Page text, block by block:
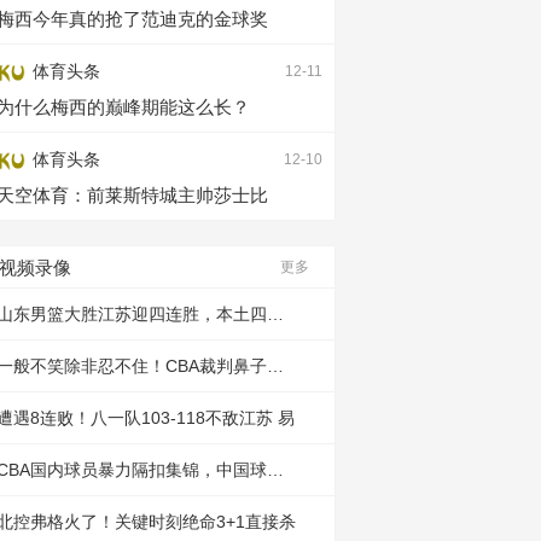
西今年真的抢了范迪克的金球奖
体育头条 12-11
什么梅西的巅峰期能这么长？
体育头条 12-10
空体育：前莱斯特城主帅莎士比
视频录像 更多
遇8连败！八一队103-118不敌江苏 易
控弗格火了！关键时刻绝命3+1直接杀